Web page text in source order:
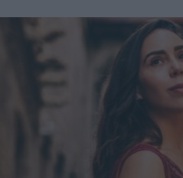
Plastic Surgeons - ora c'è il concetto di
artificiale e un cambiamento nell'estetica
po' meno sinuose [...] ora che le persone
strumento efficace per perdere peso, c’è
complessivo delle curve e della
momento giusto per affidarsi a un
Levine suggerisce massima cautela in
ai miei pazienti che per ottenere il
10-15 chili dopo la procedura, il risultato
essere ottimale". L'ideale, quindi, sarebbe
mantenere un peso stabile, prima di